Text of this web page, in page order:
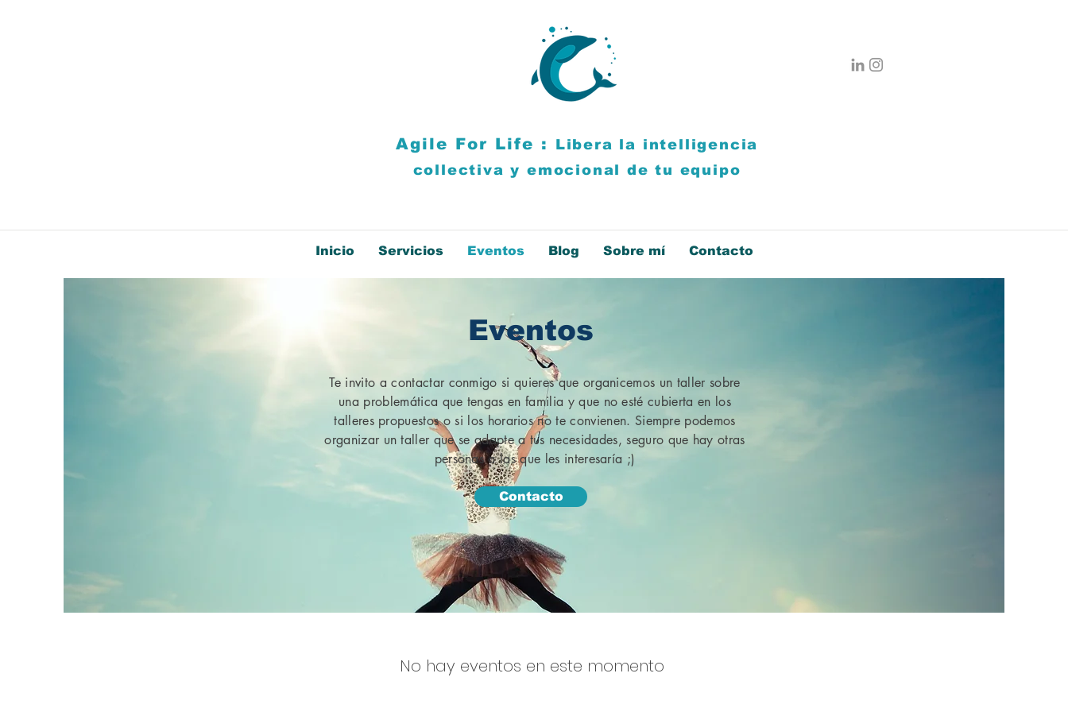
Agile For Life :
Libera la intelligencia
collectiva y emocional de tu equipo
Inicio Servicios Eventos Blog Sobre mí Contacto
Eventos
Te invito a contactar conmigo si quieres que organicemos un taller sobre
una problemática que tengas en familia y que no esté cubierta en los
talleres propuestos o si los horarios no te convienen. Siempre podemos
organizar un taller que se adapte a tus necesidades, seguro que hay otras
personas a las que les interesaría ;)
Contacto
No hay eventos en este momento